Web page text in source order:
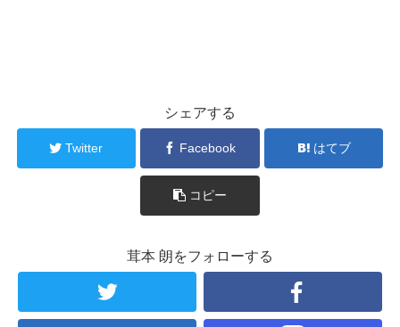
シェアする
Twitter Facebook はてブ
コピー
茸本 朗をフォローする